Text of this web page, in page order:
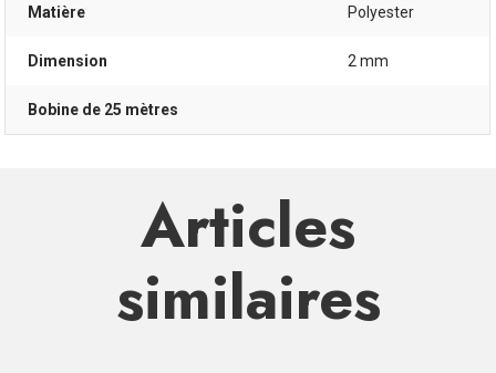
Matière Polyester
Dimension 2 mm
Bobine de 25 mètres
Articles
similaires